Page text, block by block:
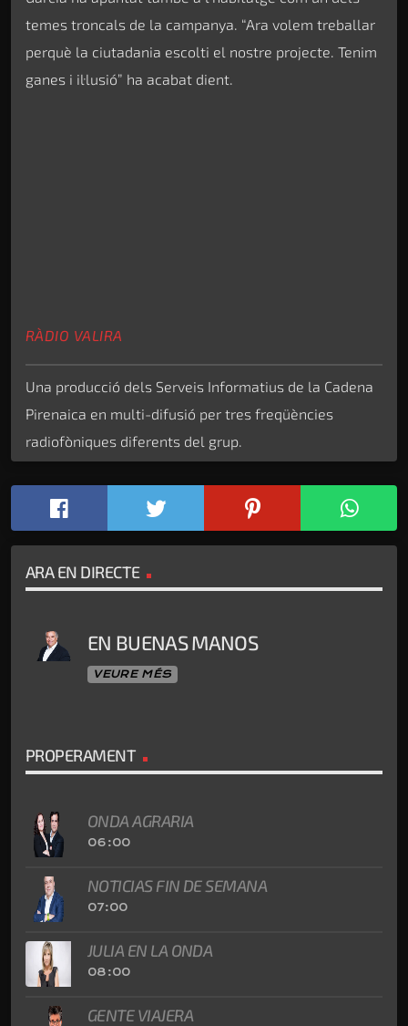
temes troncals de la campanya. “Ara volem treballar
perquè la ciutadania escolti el nostre projecte. Tenim
ganes i il·lusió” ha acabat dient.
RÀDIO VALIRA
Una producció dels Serveis Informatius de la Cadena
Pirenaica en multi-difusió per tres freqüències
radiofòniques diferents del grup.
ARA EN DIRECTE
EN BUENAS MANOS
VEURE MÉS
PROPERAMENT
ONDA AGRARIA
06:00
NOTICIAS FIN DE SEMANA
07:00
JULIA EN LA ONDA
08:00
GENTE VIAJERA